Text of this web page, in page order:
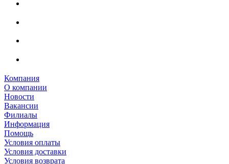
Компания
О компании
Новости
Вакансии
Филиалы
Информация
Помощь
Условия оплаты
Условия доставки
Условия возврата